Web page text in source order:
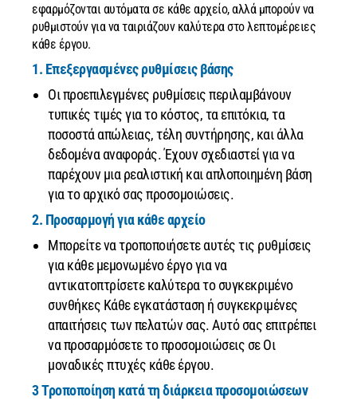
εφαρμόζονται αυτόματα σε κάθε αρχείο, αλλά μπορούν να
ρυθμιστούν για να ταιριάζουν καλύτερα στο λεπτομέρειες
κάθε έργου.
1. Επεξεργασμένες ρυθμίσεις βάσης
Οι προεπιλεγμένες ρυθμίσεις περιλαμβάνουν
τυπικές τιμές για το κόστος, τα επιτόκια, τα
ποσοστά απώλειας, τέλη συντήρησης, και άλλα
δεδομένα αναφοράς. Έχουν σχεδιαστεί για να
παρέχουν μια ρεαλιστική και απλοποιημένη βάση
για το αρχικό σας προσομοιώσεις.
2. Προσαρμογή για κάθε αρχείο
Μπορείτε να τροποποιήσετε αυτές τις ρυθμίσεις
για κάθε μεμονωμένο έργο για να
αντικατοπτρίσετε καλύτερα το συγκεκριμένο
συνθήκες Κάθε εγκατάσταση ή συγκεκριμένες
απαιτήσεις των πελατών σας. Αυτό σας επιτρέπει
να προσαρμόσετε το προσομοιώσεις σε Οι
μοναδικές πτυχές κάθε έργου.
3 Τροποποίηση κατά τη διάρκεια προσομοιώσεων